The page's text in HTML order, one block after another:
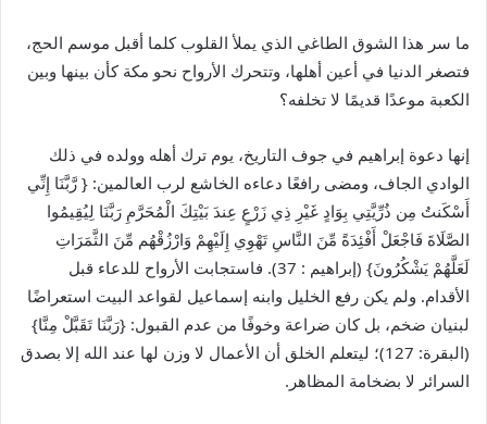
ما سر هذا الشوق الطاغي الذي يملأ القلوب كلما أقبل موسم الحج،
فتصغر الدنيا في أعين أهلها، وتتحرك الأرواح نحو مكة كأن بينها وبين
الكعبة موعدًا قديمًا لا تخلفه؟
إنها دعوة إبراهيم في جوف التاريخ، يوم ترك أهله وولده في ذلك
الوادي الجاف، ومضى رافعًا دعاءه الخاشع لرب العالمين: { رَّبَّنَا إِنِّي
أَسْكَنتُ مِن ذُرِّيَّتِي بِوَادٍ غَيْرِ ذِي زَرْعٍ عِندَ بَيْتِكَ الْمُحَرَّمِ رَبَّنَا لِيُقِيمُوا
الصَّلَاةَ فَاجْعَلْ أَفْئِدَةً مِّنَ النَّاسِ تَهْوِي إِلَيْهِمْ وَارْزُقْهُم مِّنَ الثَّمَرَاتِ
لَعَلَّهُمْ يَشْكُرُونَ} (إبراهيم : 37). فاستجابت الأرواح للدعاء قبل
الأقدام. ولم يكن رفع الخليل وابنه إسماعيل لقواعد البيت استعراضًا
لبنيان ضخم، بل كان ضراعة وخوفًا من عدم القبول: {رَبَّنَا تَقَبَّلْ مِنَّا}
(البقرة: 127)؛ ليتعلم الخلق أن الأعمال لا وزن لها عند الله إلا بصدق
السرائر لا بضخامة المظاهر.